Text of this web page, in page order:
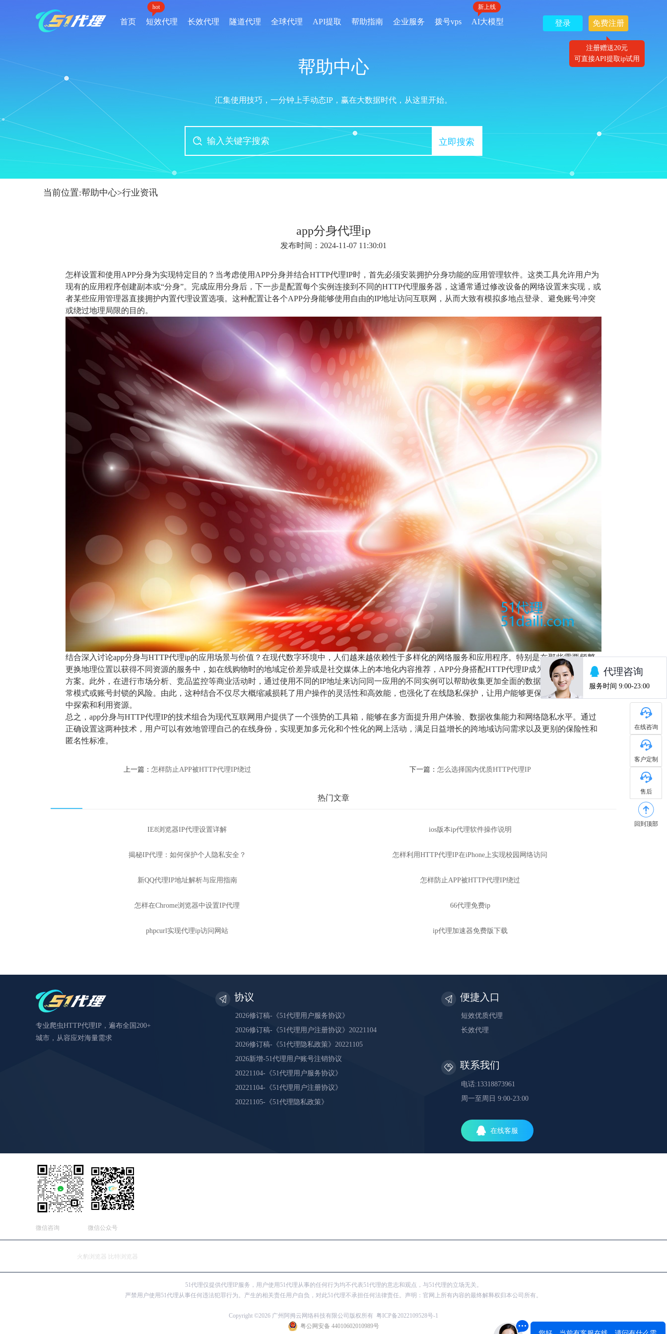
首页
hot
短效代理 长效代理 隧道代理 全球代理 API提取 帮助指南 企业服务 拨号vps
新上线
AI大模型 登录
注册赠送20元
可直接API提取ip试用
免费注册
帮助中心
汇集使用技巧，一分钟上手动态IP，赢在大数据时代，从这里开始。
立即搜索
当前位置:帮助中心>行业资讯
app分身代理ip
发布时间：2024-11-07 11:30:01
怎样设置和使用APP分身为实现特定目的？当考虑使用APP分身并结合HTTP代理IP时，首先必须安装拥护分身功能的应用管理软件。这类工具允许用户为
现有的应用程序创建副本或“分身”。完成应用分身后，下一步是配置每个实例连接到不同的HTTP代理服务器，这通常通过修改设备的网络设置来实现，或
者某些应用管理器直接拥护内置代理设置选项。这种配置让各个APP分身能够使用自由的IP地址访问互联网，从而大致有模拟多地点登录、避免账号冲突
或绕过地理局限的目的。
结合深入讨论app分身与HTTP代理ip的应用场景与价值？在现代数字环境中，人们越来越依赖性于多样化的网络服务和应用程序。特别是在那些需要频繁
更换地理位置以获得不同资源的服务中，如在线购物时的地域定价差异或是社交媒体上的本地化内容推荐，APP分身搭配HTTP代理IP成为一种有效的解决
方案。此外，在进行市场分析、竞品监控等商业活动时，通过使用不同的IP地址来访问同一应用的不同实例可以帮助收集更加全面的数据而不被检测到异
常模式或账号封锁的风险。由此，这种结合不仅尽大概缩减损耗了用户操作的灵活性和高效能，也强化了在线隐私保护，让用户能够更保险地在网络世界
中探索和利用资源。
总之，app分身与HTTP代理IP的技术组合为现代互联网用户提供了一个强势的工具箱，能够在多方面提升用户体验、数据收集能力和网络隐私水平。通过
正确设置这两种技术，用户可以有效地管理自己的在线身份，实现更加多元化和个性化的网上活动，满足日益增长的跨地域访问需求以及更别的保险性和
匿名性标准。
上一篇： 怎样防止APP被HTTP代理IP绕过 下一篇： 怎么选择国内优质HTTP代理IP
热门文章
IE8浏览器IP代理设置详解 ios版本ip代理软件操作说明
揭秘IP代理：如何保护个人隐私安全？ 怎样利用HTTP代理IP在iPhone上实现校园网络访问
新QQ代理IP地址解析与应用指南 怎样防止APP被HTTP代理IP绕过
怎样在Chrome浏览器中设置IP代理 66代理免费ip
phpcurl实现代理ip访问网站 ip代理加速器免费版下载
在线咨询
客户定制
售后
回到顶部
专业爬虫HTTP代理IP，遍布全国200+
城市，从容应对海量需求
协议
2026修订稿-《51代理用户服务协议》
2026修订稿-《51代理用户注册协议》20221104
2026修订稿-《51代理隐私政策》20221105
2026新增-51代理用户账号注销协议
20221104-《51代理用户服务协议》
20221104-《51代理用户注册协议》
20221105-《51代理隐私政策》
便捷入口
短效优质代理
长效代理
联系我们
电话:13318873961
周一至周日 9:00-23:00
在线客服
微信咨询 微信公众号
火豹浏览器 比特浏览器
51代理仅提供代理IP服务，用户使用51代理从事的任何行为均不代表51代理的意志和观点，与51代理的立场无关。
严禁用户使用51代理从事任何违法犯罪行为。产生的相关责任用户自负，对此51代理不承担任何法律责任。声明：官网上所有内容的最终解释权归本公司所有。
Copyright ©2026 广州阿拇云网络科技有限公司版权所有 粤ICP备2022109528号-1
粤公网安备 44010602010989号